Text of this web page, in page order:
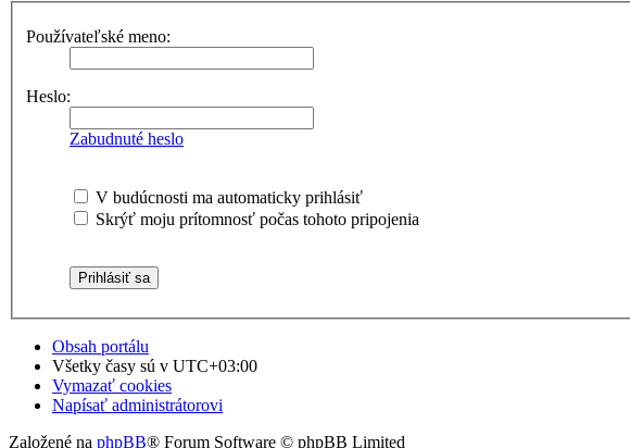
Používateľské meno:
Heslo:
Zabudnuté heslo
V budúcnosti ma automaticky prihlásiť
Skrýť moju prítomnosť počas tohoto pripojenia
Obsah portálu
Všetky časy sú v UTC+03:00
Vymazať cookies
Napísať administrátorovi
Založené na phpBB® Forum Software © phpBB Limited